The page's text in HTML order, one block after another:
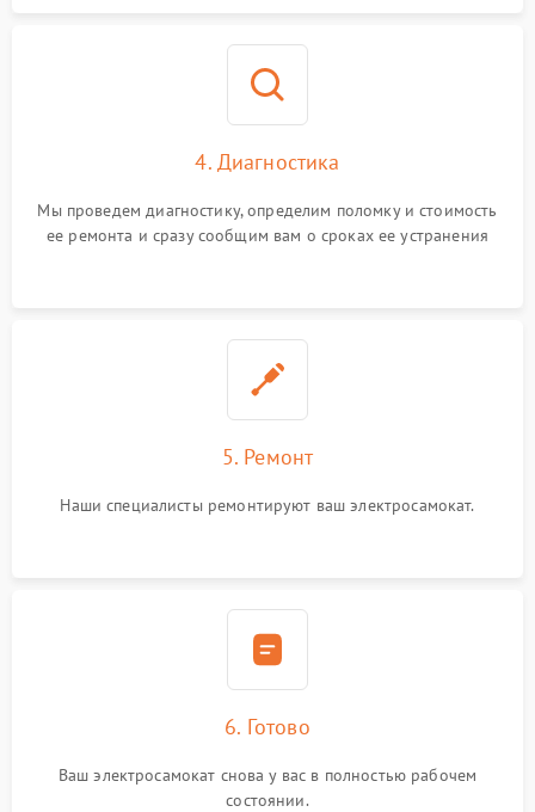
4. Диагностика
Мы проведем диагностику, определим поломку и стоимость
ее ремонта и сразу сообщим вам о сроках ее устранения
5. Ремонт
Наши специалисты ремонтируют ваш электросамокат.
6. Готово
Ваш электросамокат снова у вас в полностью рабочем
состоянии.